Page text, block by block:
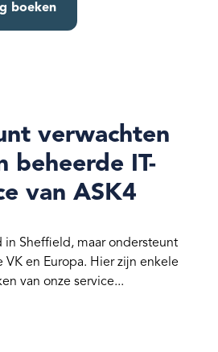
boeken
verwachten
beheerde IT-
van ASK4
in Sheffield, maar ondersteunt
VK en Europa. Hier zijn enkele
van onze service...